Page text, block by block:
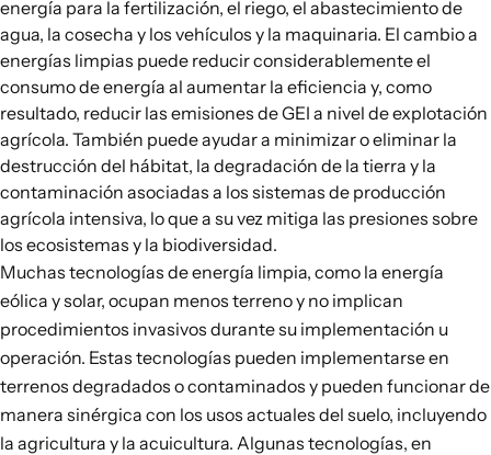
energía para la fertilización, el riego, el abastecimiento de
agua, la cosecha y los vehículos y la maquinaria. El cambio a
energías limpias puede reducir considerablemente el
consumo de energía al aumentar la eficiencia y, como
resultado, reducir las emisiones de GEI a nivel de explotación
agrícola. También puede ayudar a minimizar o eliminar la
destrucción del hábitat, la degradación de la tierra y la
contaminación asociadas a los sistemas de producción
agrícola intensiva, lo que a su vez mitiga las presiones sobre
los ecosistemas y la biodiversidad.
Muchas tecnologías de energía limpia, como la energía
eólica y solar, ocupan menos terreno y no implican
procedimientos invasivos durante su implementación u
operación. Estas tecnologías pueden implementarse en
terrenos degradados o contaminados y pueden funcionar de
manera sinérgica con los usos actuales del suelo, incluyendo
la agricultura y la acuicultura. Algunas tecnologías, en